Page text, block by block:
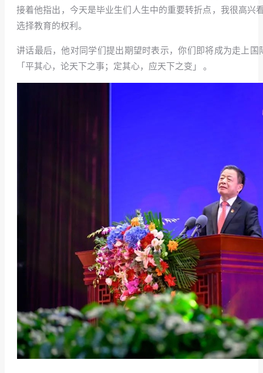
接着他指出，今天是毕业生们人生中的重要转折点，我很高
选择教育的权利。
讲话最后，他对同学们提出期望时表示，你们即将成为走上
「平其心，论天下之事；定其心，应天下之变」 。